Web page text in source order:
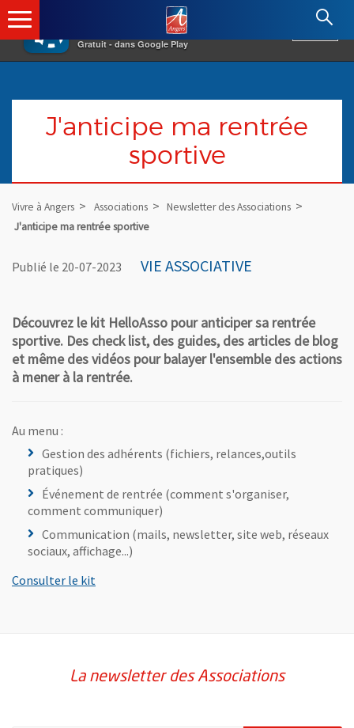
×
Gratuit - dans Google Play
Angers.fr : Retour à l'accueil
J'anticipe ma rentrée
sportive
Vivre à Angers Associations
Newsletter des Associations
J'anticipe ma rentrée sportive
Publié le 20-07-2023 VIE ASSOCIATIVE
Découvrez le kit HelloAsso pour anticiper sa rentrée
sportive. Des check list, des guides, des articles de blog
et même des vidéos pour balayer l'ensemble des actions
à mener à la rentrée.
Au menu :
Gestion des adhérents (fichiers, relances,outils
pratiques)
Événement de rentrée (comment s'organiser,
comment communiquer)
Communication (mails, newsletter, site web, réseaux
sociaux, affichage...)
Consulter le kit
La newsletter des Associations